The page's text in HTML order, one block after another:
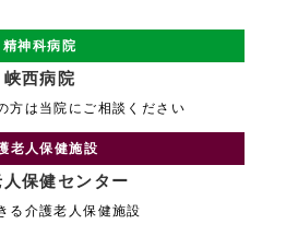
精神科病院
峡西病院
方は当院にご相談ください
老人保健施設
保健センター
る介護老人保健施設